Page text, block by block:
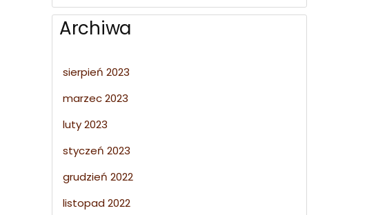
Archiwa
sierpień 2023
marzec 2023
luty 2023
styczeń 2023
grudzień 2022
listopad 2022